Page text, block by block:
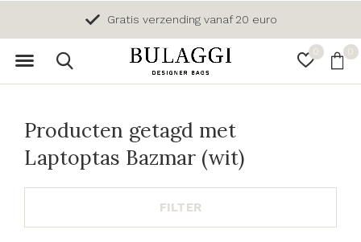
0 0
Gratis verzending vanaf 20 euro
Producten getagd met
Laptoptas Bazmar (wit)
FILTER